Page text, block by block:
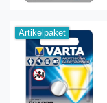
Artikelpaket